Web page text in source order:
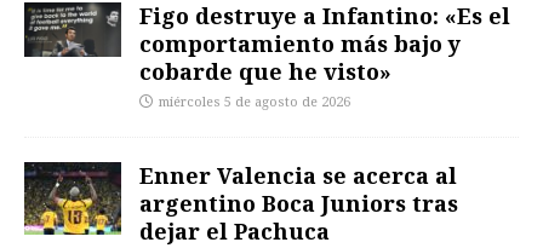
Figo destruye a Infantino: «Es el
comportamiento más bajo y
cobarde que he visto»
miércoles 5 de agosto de 2026
Enner Valencia se acerca al
argentino Boca Juniors tras
dejar el Pachuca